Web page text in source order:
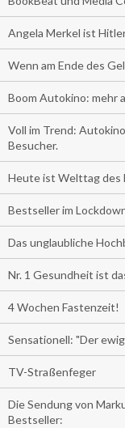
Angela Merkel ist
Wenn am Ende des
Boom Autokino: mehr
Voll im Trend:
Besucher.
Heute ist Welttag des
Bestseller im
Das unglaubliche
Nr. 1 Gesundheit ist
4 Wochen Fastenzeit!
Sensationell: "Der
TV-Straßenfeger
Die Sendung von
Bestseller: